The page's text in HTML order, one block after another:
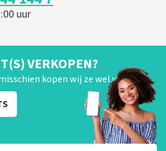
uur
VERKOPEN?
kopen wij ze wel van je!